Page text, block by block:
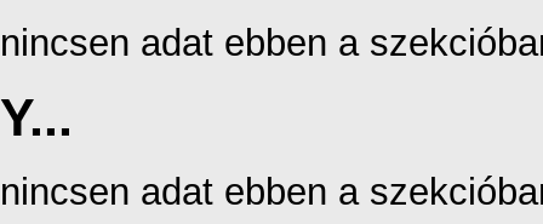
nincsen adat ebben a
Y...
nincsen adat ebben a